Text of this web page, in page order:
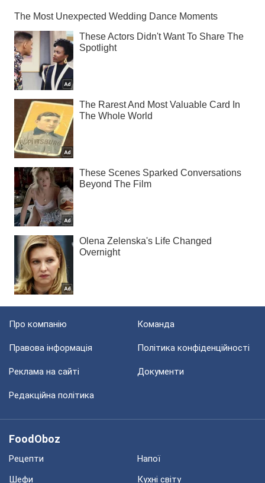
Про компанію Команда
Правова інформація Політика конфіденційності
Реклама на сайті Документи
Редакційна політика
FoodOboz
Рецепти
Напої
Шефи
Кухні світу